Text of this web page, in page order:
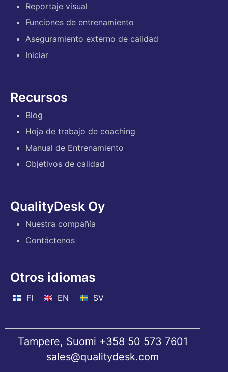
Reportaje visual
Funciones de entrenamiento
Aseguramiento externo de calidad
Iniciar
Recursos
Blog
Hoja de trabajo de coaching
Manual de Entrenamiento
Objetivos de calidad
QualityDesk Oy
Nuestra compañía
Contáctenos
Otros idiomas
FI EN SV
Tampere, Suomi +358 50 573 7601
sales@qualitydesk.com